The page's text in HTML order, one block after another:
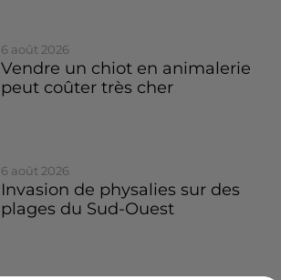
6 août 2026
Vendre un chiot en animalerie
peut coûter très cher
6 août 2026
Invasion de physalies sur des
plages du Sud-Ouest